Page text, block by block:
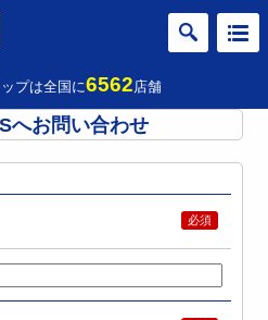
プは全国に6562店舗
へお問い合わせ